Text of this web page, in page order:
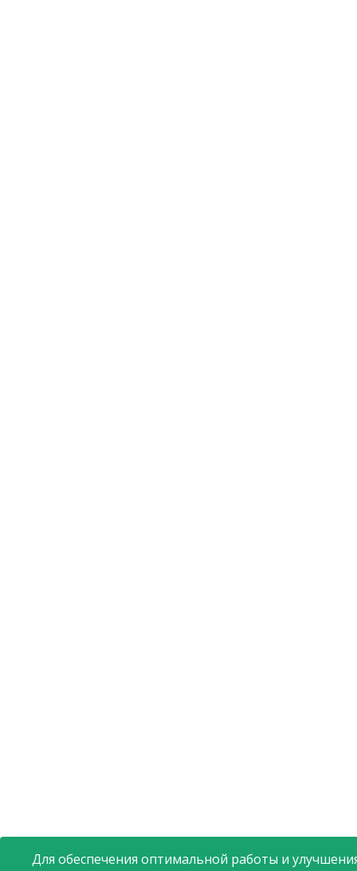
Для обеспечения оптимальной работы и